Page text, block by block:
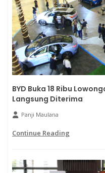
BYD Buka 18 Ribu
Langsung Diterima
Panji Maulana
Continue Reading